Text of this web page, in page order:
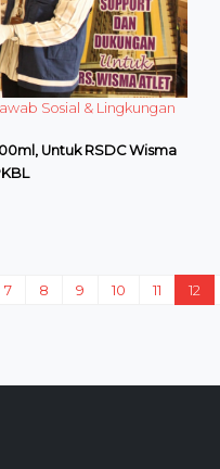
Sosial & Lingkungan
Untuk RSDC Wisma
7 8 9 10 11 12